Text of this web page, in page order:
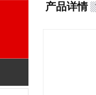
产品详情